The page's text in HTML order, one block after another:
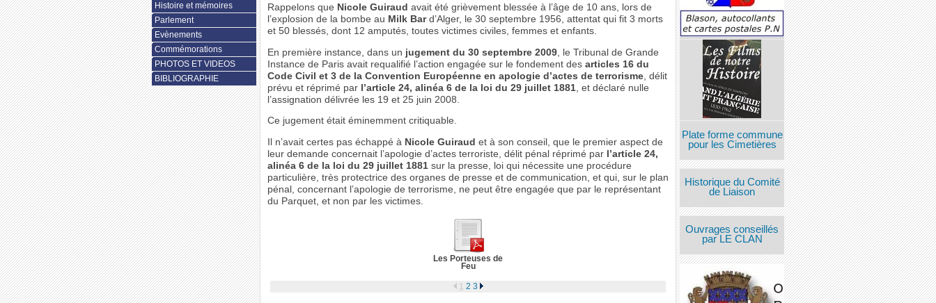
Rappelons que Nicole Guiraud avait été grièvement blessée à l’âge de 10 ans, lors de
l’explosion de la bombe au Milk Bard’Alger, le 30 septembre 1956, attentat qui fit 3 morts
et 50 blessés, dont 12 amputés, toutes victimes civiles, femmes et enfants.
En première instance, dans un jugement du 30 septembre 2009, le Tribunal de Grande
Instance de Paris avait requalifié l’action engagée sur le fondement des articles 16 du
Code Civil et 3 de la Convention Européenne en apologie d’actes de terrorisme, délit
prévu et réprimé par l’article 24, alinéa 6 de la loi du 29 juillet 1881, et déclaré nulle
l’assignation délivrée les 19 et 25 juin 2008.
Ce jugement était éminemment critiquable.
Il n’avait certes pas échappé à Nicole Guiraud et à son conseil, que le premier aspect de
leur demande concernait l’apologie d’actes terroriste, délit pénal réprimé par l’article 24,
alinéa 6 de la loi du 29 juillet 1881sur la presse, loi qui nécessite une procédure
particulière, très protectrice des organes de presse et de communication, et qui, sur le plan
pénal, concernant l’apologie de terrorisme, ne peut être engagée que par le représentant
du Parquet, et non par les victimes.
Les Porteuses de
Feu
1 2 3
Plate forme commune
pour les Cimetières
Historique du Comité
de Liaison
Ouvrages conseillés
par LE CLAN
Histoire et mémoires
Parlement
Evènements
Commémorations
PHOTOS ET VIDEOS
BIBLIOGRAPHIE